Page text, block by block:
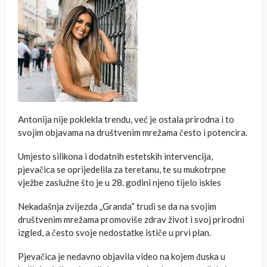
Antonija nije poklekla trendu, već je ostala prirodna i to
svojim objavama na društvenim mrežama često i potencira.
Umjesto silikona i dodatnih estetskih intervencija,
pjevačica se oprijedelila za teretanu, te su mukotrpne
vježbe zaslužne što je u 28. godini njeno tijelo iskles
Nekadašnja zvijezda „Granda“ trudi se da na svojim
društvenim mrežama promoviše zdrav život i svoj prirodni
izgled, a često svoje nedostatke ističe u prvi plan.
Pjevačica je nedavno objavila video na kojem đuska u